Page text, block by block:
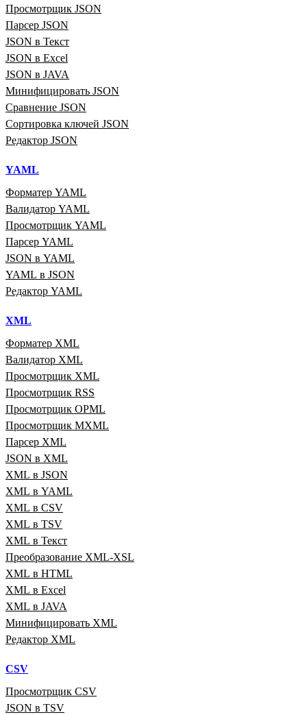
Просмотрщик JSON
Парсер JSON
JSON в Текст
JSON в Excel
JSON в JAVA
Минифицировать JSON
Сравнение JSON
Сортировка ключей JSON
Редактор JSON
YAML
Форматер YAML
Валидатор YAML
Просмотрщик YAML
Парсер YAML
JSON в YAML
YAML в JSON
Редактор YAML
XML
Форматер XML
Валидатор XML
Просмотрщик XML
Просмотрщик RSS
Просмотрщик OPML
Просмотрщик MXML
Парсер XML
JSON в XML
XML в JSON
XML в YAML
XML в CSV
XML в TSV
XML в Текст
Преобразование XML‑XSL
XML в HTML
XML в Excel
XML в JAVA
Минифицировать XML
Редактор XML
CSV
Просмотрщик CSV
JSON в TSV